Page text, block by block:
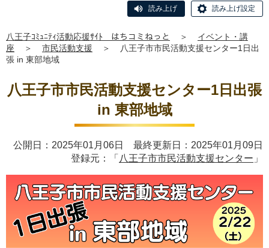
読み上げ 読み上げ設定
八王子ｺﾐｭﾆﾃｨ活動応援ｻｲﾄ はちコミねっと ＞
イベント・講
座
＞ 市民活動支援 ＞
八王子市市民活動支援センター1日出
張 in 東部地域
八王子市市民活動支援センター1日出張
in 東部地域
公開日：2025年01月06日 最終更新日：2025年01月09日
登録元：「 八王子市市民活動支援センター 」